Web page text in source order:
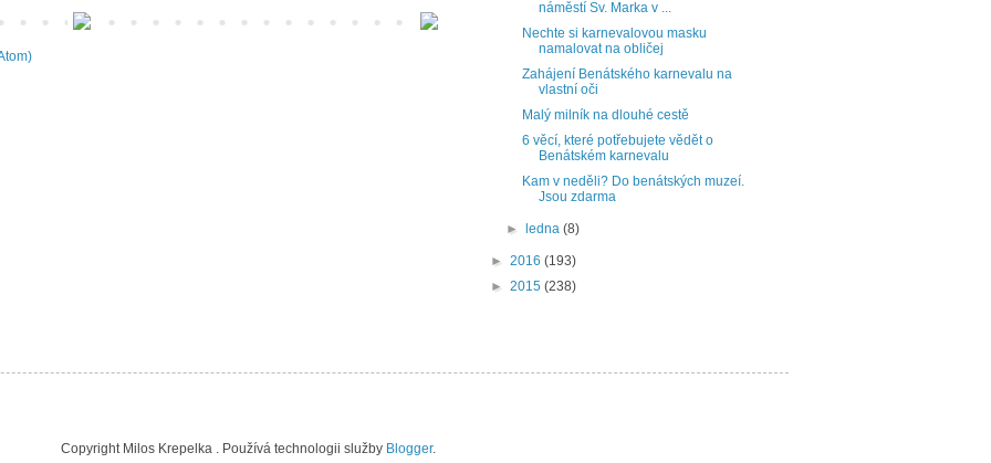
náměstí Sv. Marka v ...
Nechte si karnevalovou masku
namalovat na obličej
Zahájení Benátského karnevalu na
vlastní oči
Malý milník na dlouhé cestě
6 věcí, které potřebujete vědět o
Benátském karnevalu
Kam v neděli? Do benátských muzeí.
Jsou zdarma
► ledna (8)
► 2016 (193)
► 2015 (238)
Copyright Milos Krepelka . Používá technologii služby Blogger.